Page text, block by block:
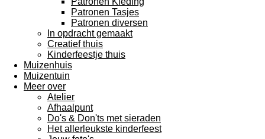
Patronen Tasjes
Patronen diversen
In opdracht gemaakt
Creatief thuis
Kinderfeestje thuis
Muizenhuis
Muizentuin
Meer over
Atelier
Afhaalpunt
Do's & Don'ts met sieraden
Het allerleukste kinderfeest